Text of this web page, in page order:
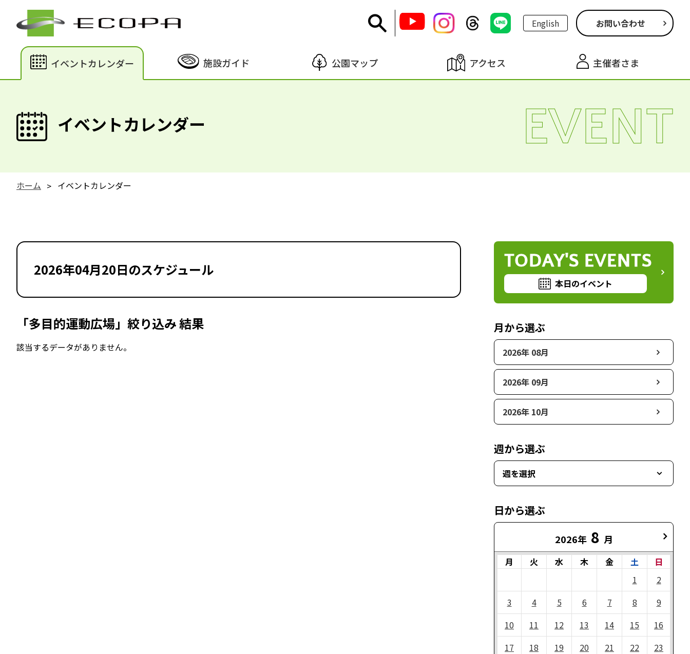
English お問い合わせ
イベントカレンダー 施設ガイド 公園マップ アクセス 主催者さま
イベントカレンダー EVENT
ホーム イベントカレンダー
2026年04月20日のスケジュール
「多目的運動広場」絞り込み 結果
該当するデータがありません。
TODAY'S EVENTS
本日のイベント
月から選ぶ
2026年 08月
2026年 09月
2026年 10月
週から選ぶ
週を選択
日から選ぶ
2026年 8 月
月 火 水 木 金 土
日
1
2
3
4 5 6 7 8
9
10
11 12 13 14 15
16
17
18 19 20 21 22
23